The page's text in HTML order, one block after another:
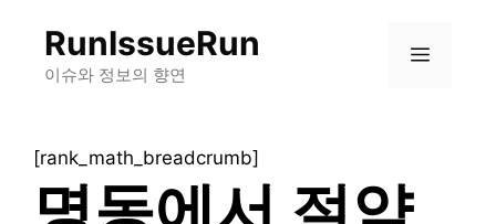
RunIssueRun
이슈와 정보의 향연
메
[rank_math_breadcrumb]